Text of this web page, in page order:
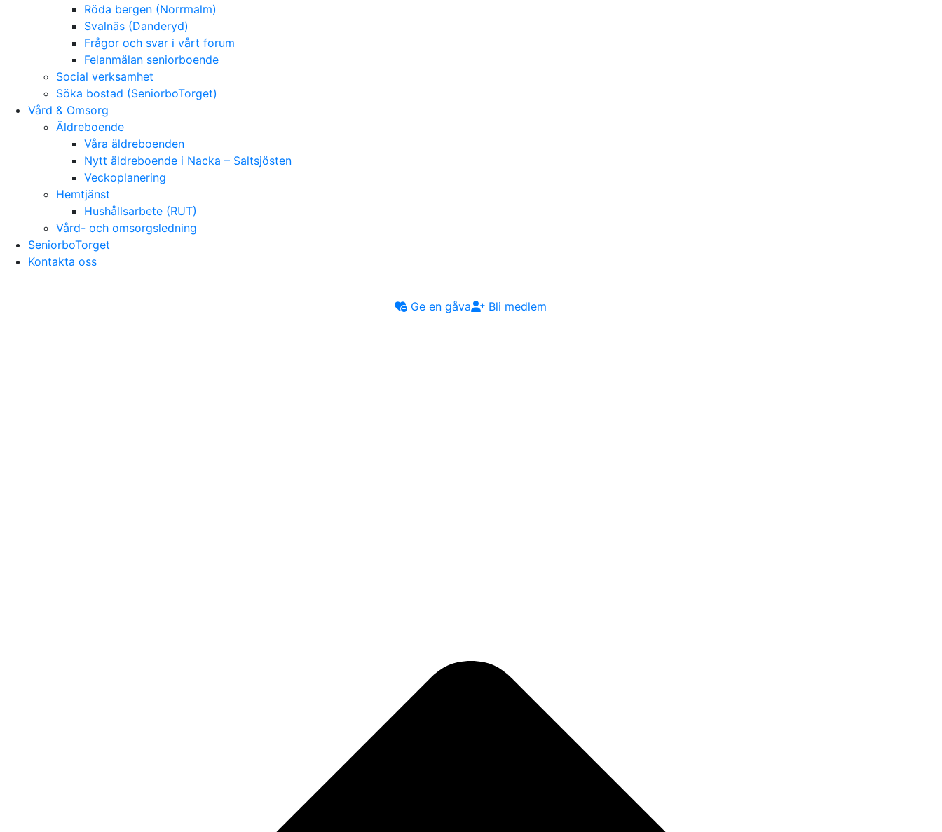
Röda bergen (Norrmalm)
Svalnäs (Danderyd)
Frågor och svar i vårt forum
Felanmälan seniorboende
Social verksamhet
Söka bostad (SeniorboTorget)
Vård & Omsorg
Äldreboende
Våra äldreboenden
Nytt äldreboende i Nacka – Saltsjösten
Veckoplanering
Hemtjänst
Hushållsarbete (RUT)
Vård- och omsorgsledning
SeniorboTorget
Kontakta oss
Ge en gåva Bli medlem